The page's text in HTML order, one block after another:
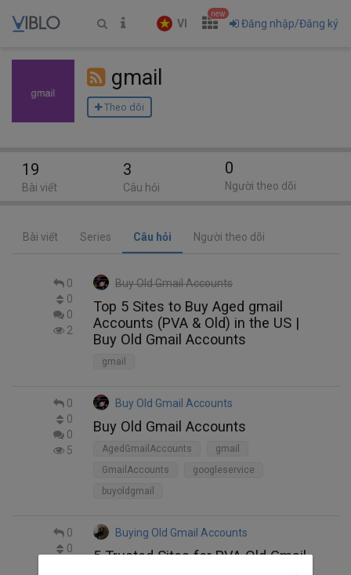
VI
new
Đăng nhập/Đăng ký
gmail
Theo dõi
Bài viết Series Câu hỏi Người theo dõi
0
0
0
2
Buy Old Gmail Accounts
Top 5 Sites to Buy Aged gmail
Accounts (PVA & Old) in the US |
Buy Old Gmail Accounts
gmail
0
0
0
5
Buy Old Gmail Accounts
Buy Old Gmail Accounts
AgedGmailAccounts
gmail
GmailAccounts
googleservice
buyoldgmail
0
0
Buying Old Gmail Accounts
5 Trusted Sites for PVA Old Gmail
19
Bài viết
3
Câu hỏi
0
Người theo dõi